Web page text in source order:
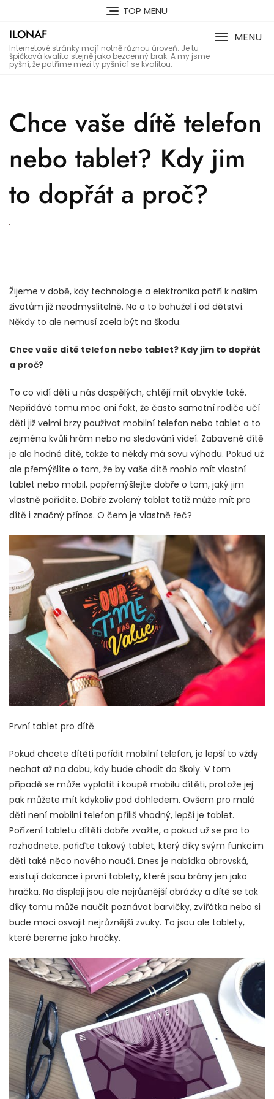
content
TOP MENU
ILONAF
Internetové stránky mají notně různou úroveň. Je tu
špičková kvalita stejně jako bezcenný brak. A my jsme
pyšní, že patříme mezi ty pyšnící se kvalitou.
MENU
Chce vaše dítě telefon
nebo tablet? Kdy jim
to dopřát a proč?
Žijeme v době, kdy technologie a elektronika patří k našim
životům již neodmyslitelně. No a to bohužel i od dětství.
Někdy to ale nemusí zcela být na škodu.
Chce vaše dítě telefon nebo tablet? Kdy jim to dopřát
a proč?
To co vidí děti u nás dospělých, chtějí mít obvykle také.
Nepřidává tomu moc ani fakt, že často samotní rodiče učí
děti již velmi brzy používat mobilní telefon nebo tablet a to
zejména kvůli hrám nebo na sledování videí. Zabavené dítě
je ale hodné dítě, takže to někdy má sovu výhodu. Pokud už
ale přemýšlíte o tom, že by vaše dítě mohlo mít vlastní
tablet nebo mobil, popřemýšlejte dobře o tom, jaký jim
vlastně pořídíte. Dobře zvolený tablet totiž může mít pro
dítě i značný přínos. O čem je vlastně řeč?
První tablet pro dítě
Pokud chcete dítěti pořídit mobilní telefon, je lepší to vždy
nechat až na dobu, kdy bude chodit do školy. V tom
případě se může vyplatit i koupě mobilu dítěti, protože jej
pak můžete mít kdykoliv pod dohledem. Ovšem pro malé
děti není mobilní telefon příliš vhodný, lepší je tablet.
Pořízení tabletu dítěti dobře zvažte, a pokud už se pro to
rozhodnete, pořiďte takový tablet, který díky svým funkcím
děti také něco nového naučí. Dnes je nabídka obrovská,
existují dokonce i první tablety, které jsou brány jen jako
hračka. Na displeji jsou ale nejrůznější obrázky a dítě se tak
díky tomu může naučit poznávat barvičky, zvířátka nebo si
bude moci osvojit nejrůznější zvuky. To jsou ale tablety,
které bereme jako hračky.